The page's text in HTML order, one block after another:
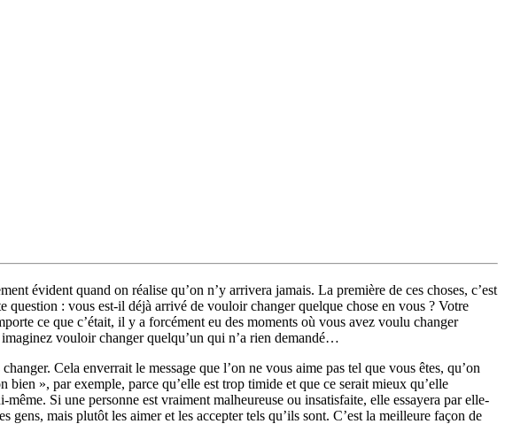
évident quand on réalise qu’on n’y arrivera jamais. La première de ces choses, c’est
question : vous est-il déjà arrivé de vouloir changer quelque chose en vous ? Votre
ce que c’était, il y a forcément eu des moments où vous avez voulu changer
vouloir changer quelqu’un qui n’a rien demandé…
Cela enverrait le message que l’on ne vous aime pas tel que vous êtes, qu’on
», par exemple, parce qu’elle est trop timide et que ce serait mieux qu’elle
Si une personne est vraiment malheureuse ou insatisfaite, elle essayera par elle-
gens, mais plutôt les aimer et les accepter tels qu’ils sont. C’est la meilleure façon de